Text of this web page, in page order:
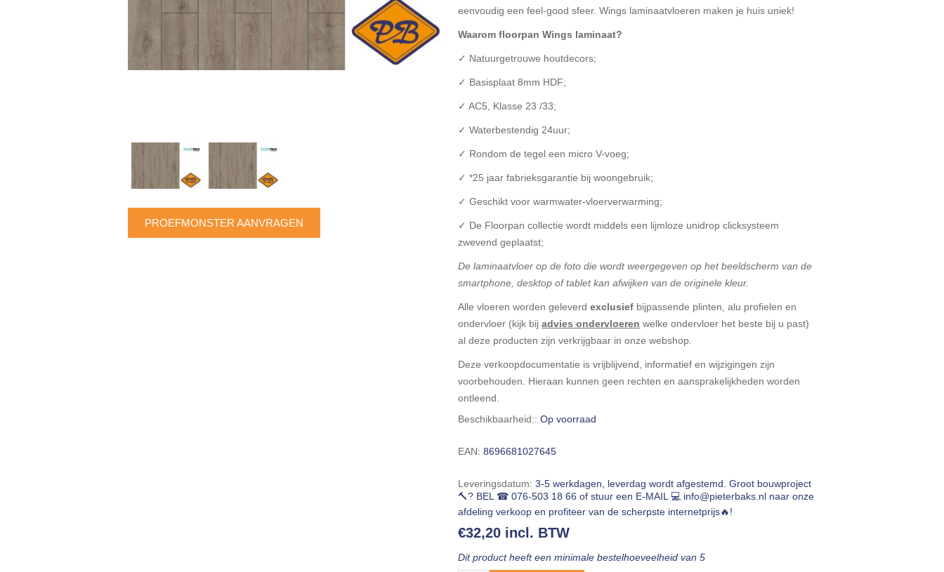
PROEFMONSTER AANVRAGEN
eenvoudig een feel-good sfeer. Wings laminaatvloeren maken je huis uniek!
Waarom floorpan Wings laminaat?
✓ Natuurgetrouwe houtdecors;
✓ Basisplaat 8mm HDF;
✓ AC5, Klasse 23 /33;
✓ Waterbestendig 24uur;
✓ Rondom de tegel een micro V-voeg;
✓ *25 jaar fabrieksgarantie bij woongebruik;
✓ Geschikt voor warmwater-vloerverwarming;
✓ De Floorpan collectie wordt middels een lijmloze unidrop clicksysteem
zwevend geplaatst;
De laminaatvloer op de foto die wordt weergegeven op het beeldscherm van de
smartphone, desktop of tablet kan afwijken van de originele kleur.
Alle vloeren worden geleverdexclusief bijpassende plinten, alu profielen en
ondervloer (kijk bijadvies ondervloeren welke ondervloer het beste bij u past)
al deze producten zijn verkrijgbaar in onze webshop.
Deze verkoopdocumentatie is vrijblijvend, informatief en wijzigingen zijn
voorbehouden. Hieraan kunnen geen rechten en aansprakelijkheden worden
ontleend.
Beschikbaarheid:: Op voorraad
EAN: 8696681027645
Leveringsdatum: 3-5 werkdagen, leverdag wordt afgestemd. Groot bouwproject
🔨? BEL ☎ 076-503 18 66 of stuur een E-MAIL 💻 info@pieterbaks.nl naar onze
afdeling verkoop en profiteer van de scherpste internetprijs🔥!
€32,20 incl. BTW
Dit product heeft een minimale bestelhoeveelheid van 5